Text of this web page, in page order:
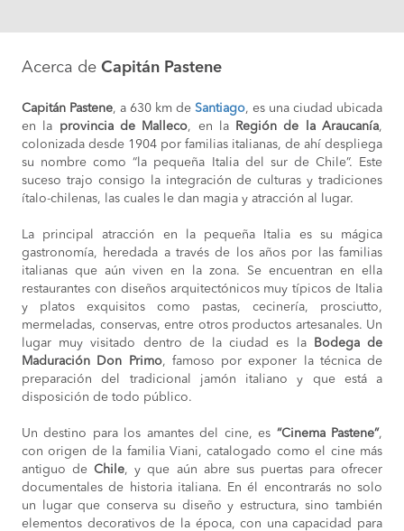
Acerca de Capitán Pastene
Capitán Pastene, a 630 km de Santiago, es una ciudad ubicada
en la provincia de Malleco, en la Región de la Araucanía,
colonizada desde 1904 por familias italianas, de ahí despliega
su nombre como “la pequeña Italia del sur de Chile”. Este
suceso trajo consigo la integración de culturas y tradiciones
ítalo-chilenas, las cuales le dan magia y atracción al lugar.
La principal atracción en la pequeña Italia es su mágica
gastronomía, heredada a través de los años por las familias
italianas que aún viven en la zona. Se encuentran en ella
restaurantes con diseños arquitectónicos muy típicos de Italia
y platos exquisitos como pastas, cecinería, prosciutto,
mermeladas, conservas, entre otros productos artesanales. Un
lugar muy visitado dentro de la ciudad es laBodega de
Maduración Don Primo, famoso por exponer la técnica de
preparación del tradicional jamón italiano y que está a
disposición de todo público.
Un destino para los amantes del cine, es “Cinema Pastene”,
con origen de la familia Viani, catalogado como el cine más
antiguo deChile, y que aún abre sus puertas para ofrecer
documentales de historia italiana. En él encontrarás no solo
un lugar que conserva su diseño y estructura, sino también
elementos decorativos de la época, con una capacidad para